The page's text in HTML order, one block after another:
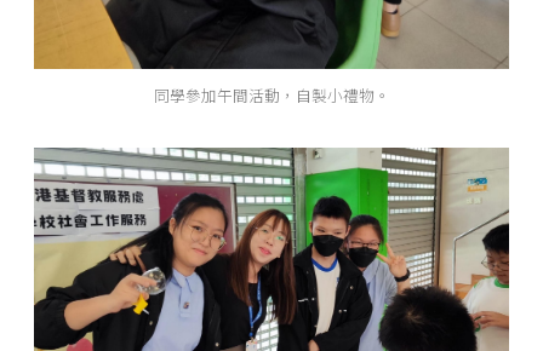
同學參加午間活動，自製小禮物。